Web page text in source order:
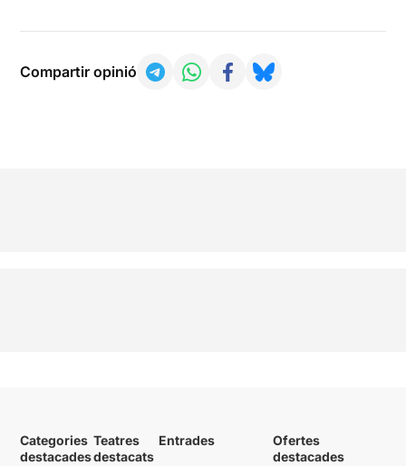
Compartir opinió
Categories
destacades
Teatres
destacats
Entrades
Ofertes
destacades